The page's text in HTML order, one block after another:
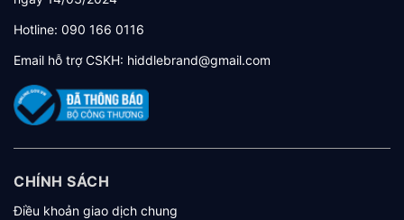
Hotline: 090 166 0116
Email hỗ trợ CSKH: hiddlebrand@gmail.com
CHÍNH SÁCH
Điều khoản giao dịch chung